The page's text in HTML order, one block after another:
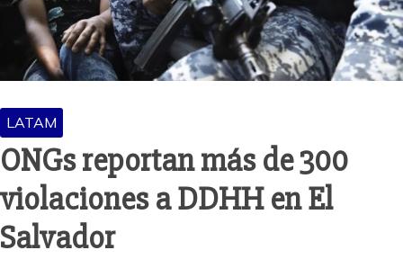
LATAM
ONGs reportan más de 300
violaciones a DDHH en El
Salvador